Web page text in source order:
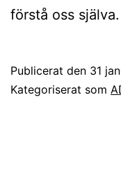
förstå oss själva.
Publicerat den 31
Kategoriserat som